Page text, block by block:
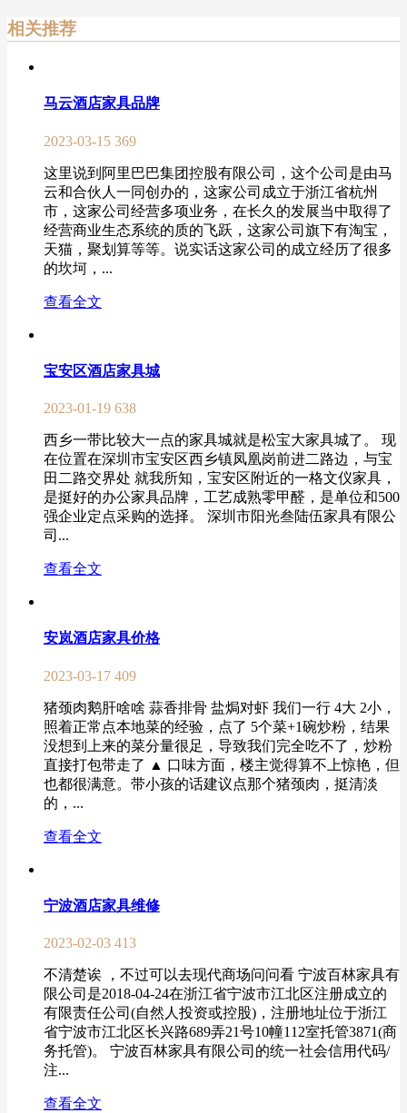
相关推荐
马云酒店家具品牌
2023-03-15 369
这里说到阿里巴巴集团控股有限公司，这个公司是由马
云和合伙人一同创办的，这家公司成立于浙江省杭州
市，这家公司经营多项业务，在长久的发展当中取得了
经营商业生态系统的质的飞跃，这家公司旗下有淘宝，
天猫，聚划算等等。说实话这家公司的成立经历了很多
的坎坷，...
查看全文
宝安区酒店家具城
2023-01-19 638
西乡一带比较大一点的家具城就是松宝大家具城了。 现
在位置在深圳市宝安区西乡镇凤凰岗前进二路边，与宝
田二路交界处 就我所知，宝安区附近的一格文仪家具，
是挺好的办公家具品牌，工艺成熟零甲醛，是单位和500
强企业定点采购的选择。 深圳市阳光叁陆伍家具有限公
司...
查看全文
安岚酒店家具价格
2023-03-17 409
猪颈肉鹅肝啥啥 蒜香排骨 盐焗对虾 我们一行 4大 2小，
照着正常点本地菜的经验，点了 5个菜+1碗炒粉，结果
没想到上来的菜分量很足，导致我们完全吃不了，炒粉
直接打包带走了 ▲ 口味方面，楼主觉得算不上惊艳，但
也都很满意。带小孩的话建议点那个猪颈肉，挺清淡
的，...
查看全文
宁波酒店家具维修
2023-02-03 413
不清楚诶 ，不过可以去现代商场问问看 宁波百林家具有
限公司是2018-04-24在浙江省宁波市江北区注册成立的
有限责任公司(自然人投资或控股)，注册地址位于浙江
省宁波市江北区长兴路689弄21号10幢112室托管3871(商
务托管)。 宁波百林家具有限公司的统一社会信用代码/
注...
查看全文